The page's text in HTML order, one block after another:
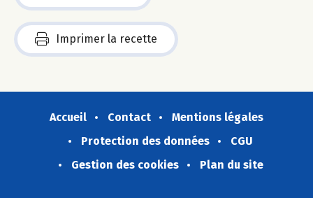
Imprimer la recette
Accueil Contact
Mentions légales
Protection des données
CGU
Gestion des cookies
Plan du site